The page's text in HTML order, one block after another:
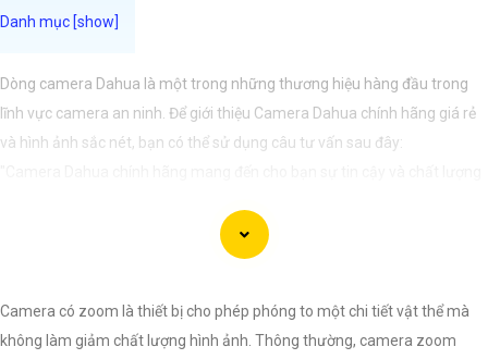
Dòng camera Dahua là một trong những thương hiệu hàng đầu trong
lĩnh vực camera an ninh. Để giới thiệu Camera Dahua chính hãng giá rẻ
và hình ảnh sắc nét, bạn có thể sử dụng câu tư vấn sau đây:
này hứa hẹn đáp ứng mọi nhu cầu giám sát của bạn. Đừng ngần ngại
trải nghiệm sự ổn định và chất lượng vượt trội của Camera Dahua chính
Camera có zoom là thiết bị cho phép phóng to một chi tiết vật thể mà
không làm giảm chất lượng hình ảnh. Thông thường, camera zoom